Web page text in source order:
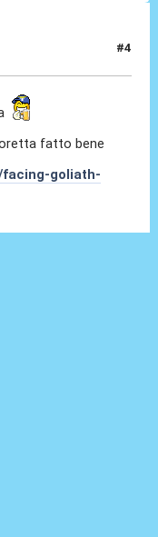
#4
fatto bene
facing-goliath-